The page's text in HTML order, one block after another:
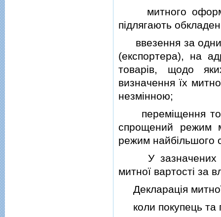
митного
пiдлягають
ввезення за
(експортера), на
товарiв, щодо
визначення їх
незмiнною;
перемiщення
спрощений режим
режим найбiльшого
У зазначених
митної вартостi за
Декларацiя митної
коли покупець та